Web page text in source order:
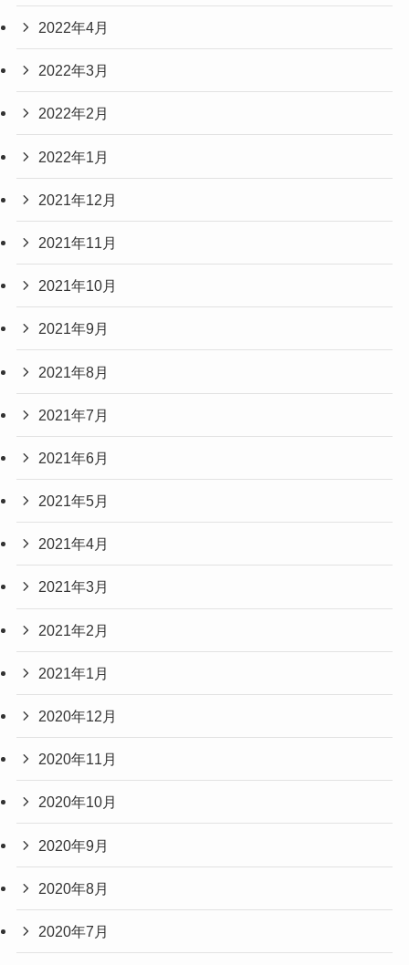
2022年4月
2022年3月
2022年2月
2022年1月
2021年12月
2021年11月
2021年10月
2021年9月
2021年8月
2021年7月
2021年6月
2021年5月
2021年4月
2021年3月
2021年2月
2021年1月
2020年12月
2020年11月
2020年10月
2020年9月
2020年8月
2020年7月